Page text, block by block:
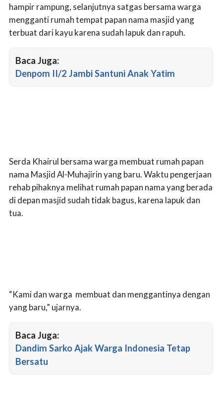
hampir rampung, selanjutnya satgas bersama warga
mengganti rumah tempat papan nama masjid yang
terbuat dari kayu karena sudah lapuk dan rapuh.
Baca Juga:
Denpom II/2 Jambi Santuni Anak Yatim
Serda Khairul bersama warga membuat rumah papan
nama Masjid Al-Muhajirin yang baru. Waktu pengerjaan
rehab pihaknya melihat rumah papan nama yang berada
di depan masjid sudah tidak bagus, karena lapuk dan
tua.
“Kami dan warga membuat dan menggantinya dengan
yang baru,” ujarnya.
Baca Juga:
Dandim Sarko Ajak Warga Indonesia Tetap
Bersatu